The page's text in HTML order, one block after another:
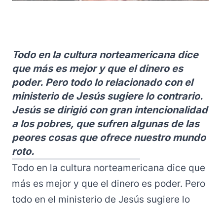
Todo en la cultura norteamericana dice
que más es mejor y que el dinero es
poder. Pero todo lo relacionado con el
ministerio de Jesús sugiere lo contrario.
Jesús se dirigió con gran intencionalidad
a los pobres, que sufren algunas de las
peores cosas que ofrece nuestro mundo
roto.
Todo en la cultura norteamericana dice que
más es mejor y que el dinero es poder. Pero
todo en el ministerio de Jesús sugiere lo